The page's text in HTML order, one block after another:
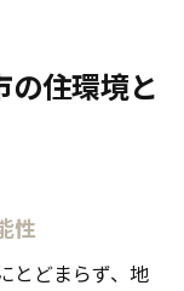
の住環境と
性
とどまらず、地